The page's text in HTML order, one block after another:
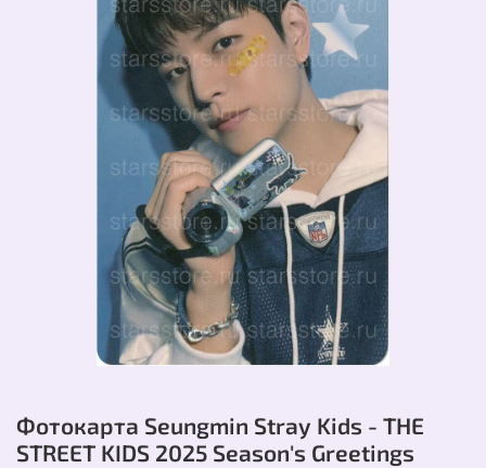
Фотокарта Seungmin Stray Kids - THE
STREET KIDS 2025 Season's Greetings